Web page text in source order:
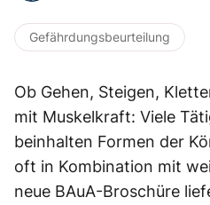
Gefährdungsbeurteilung
Ob Gehen, Steigen,
mit Muskelkraft: Viele
beinhalten Formen der
oft in Kombination mit
neue BAuA-Broschüre